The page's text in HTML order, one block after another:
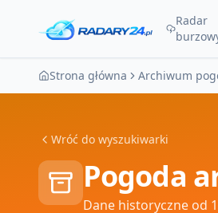
Radar
Strona główna Archiwum
Wróć do wyszukiwarki
Pogoda
Dane historyczne od